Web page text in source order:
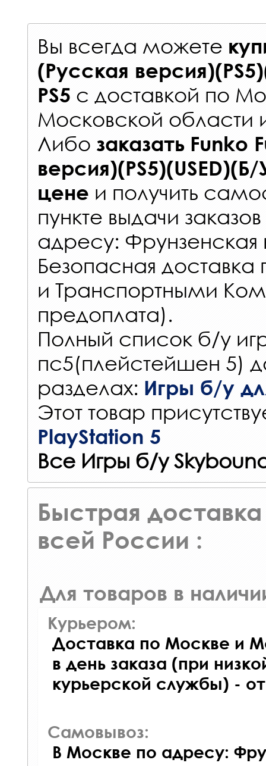
Вы всегда можете
(Русская
PS5 с доставкой по
Московской области
Либо заказать Funko
версия)(PS5)(USED)(Б/
цене и получить
пункте выдачи заказов
адресу: Фрунзенская
Безопасная
и Транспортными
предоплата).
Полный список б/у
пс5(плейстейшен 5)
разделах: Игры б/у
Этот товар
PlayStation 5
Все Игры б/у
Быстрая доставка
всей России :
Для товаров в
Курьером:
Доставка по Москве и
в день заказа (при
курьерской службы) -
Самовывоз:
В Москве по адресу: